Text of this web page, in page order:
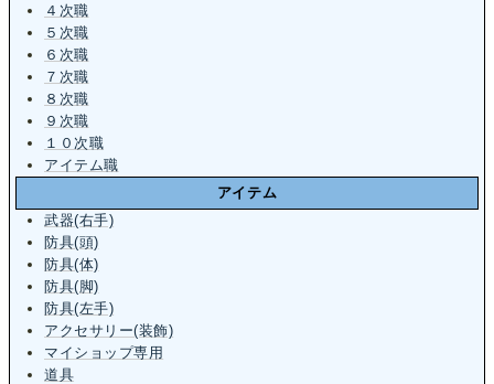
４次職
５次職
６次職
７次職
８次職
９次職
１０次職
アイテム職
アイテム
武器(右手)
防具(頭)
防具(体)
防具(脚)
防具(左手)
アクセサリー(装飾)
マイショップ専用
道具